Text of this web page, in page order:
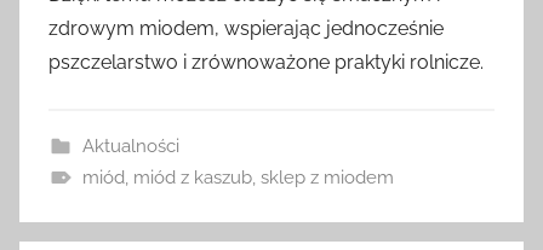
zdrowym miodem, wspierając jednocześnie
pszczelarstwo i zrównoważone praktyki rolnicze.
Aktualności
miód, miód z kaszub, sklep z miodem